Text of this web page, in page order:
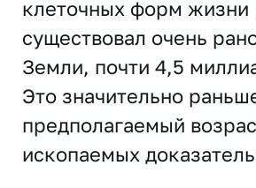
клеточных форм жизни
существовал очень
Земли, почти 4,5
Это значительно
предполагаемый
ископаемых